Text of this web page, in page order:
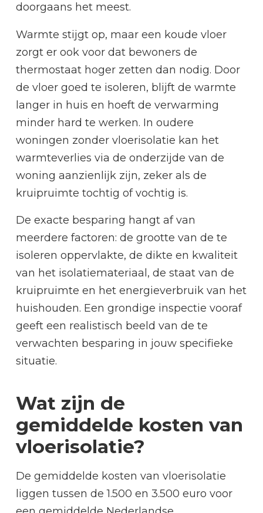
doorgaans het meest.
Warmte stijgt op, maar een koude vloer
zorgt er ook voor dat bewoners de
thermostaat hoger zetten dan nodig. Door
de vloer goed te isoleren, blijft de warmte
langer in huis en hoeft de verwarming
minder hard te werken. In oudere
woningen zonder vloerisolatie kan het
warmteverlies via de onderzijde van de
woning aanzienlijk zijn, zeker als de
kruipruimte tochtig of vochtig is.
De exacte besparing hangt af van
meerdere factoren: de grootte van de te
isoleren oppervlakte, de dikte en kwaliteit
van het isolatiemateriaal, de staat van de
kruipruimte en het energieverbruik van het
huishouden. Een grondige inspectie vooraf
geeft een realistisch beeld van de te
verwachten besparing in jouw specifieke
situatie.
Wat zijn de
gemiddelde kosten van
vloerisolatie?
De gemiddelde kosten van vloerisolatie
liggen tussen de 1.500 en 3.500 euro voor